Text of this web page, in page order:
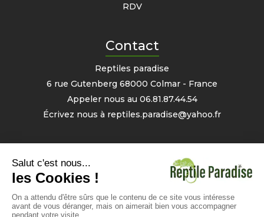
RDV
Contact
Reptiles paradise
6 rue Gutenberg 68000 Colmar - France
Appeler nous au 06.81.87.44.54
Écrivez nous à reptiles.paradise@yahoo.fr
Informations personnelles
Avoirs